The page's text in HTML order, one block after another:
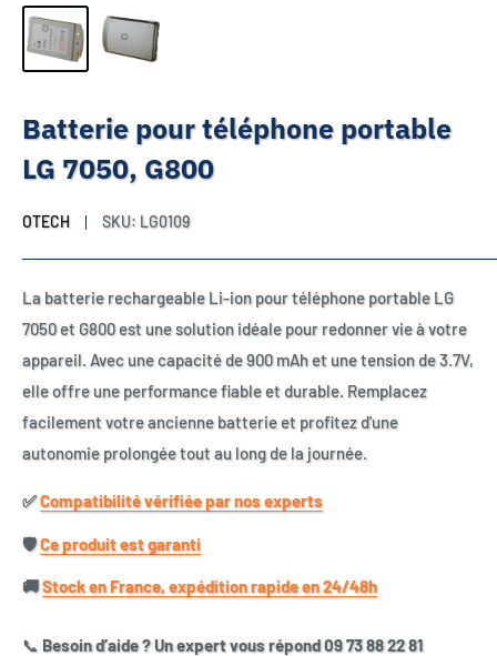
Batterie pour téléphone portable
LG 7050, G800
OTECH SKU: LG0109
La batterie rechargeable Li-ion pour téléphone portable LG
7050 et G800 est une solution idéale pour redonner vie à votre
appareil. Avec une capacité de 900 mAh et une tension de 3.7V,
elle offre une performance fiable et durable. Remplacez
facilement votre ancienne batterie et profitez d'une
autonomie prolongée tout au long de la journée.
✅​Compatibilité vérifiée par nos experts
🛡️​Ce produit est garanti
🚚​Stock en France, expédition rapide en 24/48h
📞 Besoin d’aide ? Un expert vous répond 09 73 88 22 81